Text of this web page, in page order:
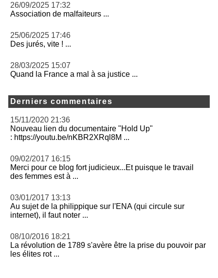
26/09/2025 17:32
Association de malfaiteurs ...
25/06/2025 17:46
Des jurés, vite ! ...
28/03/2025 15:07
Quand la France a mal à sa justice ...
Derniers commentaires
15/11/2020 21:36
Nouveau lien du documentaire "Hold Up"
: https://youtu.be/nKBR2XRql8M ...
09/02/2017 16:15
Merci pour ce blog fort judicieux...Et puisque le travail
des femmes est à ...
03/01/2017 13:13
Au sujet de la philippique sur l'ENA (qui circule sur
internet), il faut noter ...
08/10/2016 18:21
La révolution de 1789 s'avère être la prise du pouvoir par
les élites rot ...